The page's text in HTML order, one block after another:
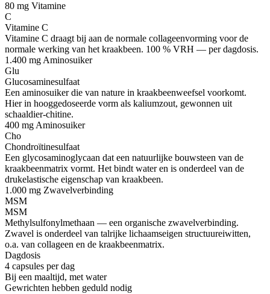
80 mg Vitamine
C
Vitamine C
Vitamine C draagt bij aan de normale collageenvorming voor de
normale werking van het kraakbeen. 100 % VRH — per dagdosis.
1.400 mg Aminosuiker
Glu
Glucosaminesulfaat
Een aminosuiker die van nature in kraakbeenweefsel voorkomt.
Hier in hooggedoseerde vorm als kaliumzout, gewonnen uit
schaaldier-chitine.
400 mg Aminosuiker
Cho
Chondroïtinesulfaat
Een glycosaminoglycaan dat een natuurlijke bouwsteen van de
kraakbeenmatrix vormt. Het bindt water en is onderdeel van de
drukelastische eigenschap van kraakbeen.
1.000 mg Zwavelverbinding
MSM
MSM
Methylsulfonylmethaan — een organische zwavelverbinding.
Zwavel is onderdeel van talrijke lichaamseigen structuureiwitten,
o.a. van collageen en de kraakbeenmatrix.
Dagdosis
4 capsules per dag
Bij een maaltijd, met water
Gewrichten hebben geduld nodig